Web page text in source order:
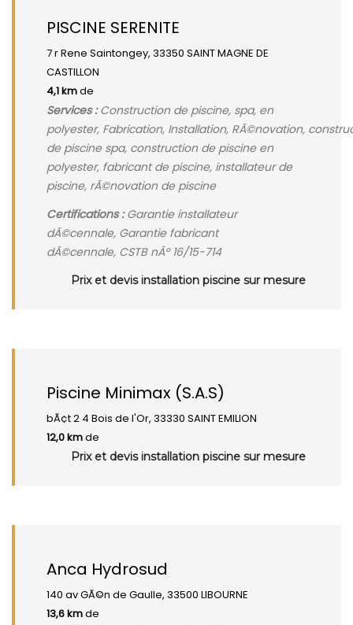
PISCINE SERENITE
7 r Rene Saintongey, 33350 SAINT MAGNE DE
CASTILLON
4,1 kmde
Services :Construction de piscine, spa, en
polyester, Fabrication, Installation, RÃ©novation,
de piscine spa, construction de piscine en
polyester, fabricant de piscine, installateur de
piscine, rÃ©novation de piscine
Certifications :Garantie installateur
dÃ©cennale, Garantie fabricant
dÃ©cennale, CSTB nÂº 16/15-714
Prix et devis installation piscine sur mesure
Piscine Minimax (S.A.S)
bÃ¢t 2 4 Bois de l'Or, 33330 SAINT EMILION
12,0 kmde
Prix et devis installation piscine sur mesure
Anca Hydrosud
140 av GÃ©n de Gaulle, 33500 LIBOURNE
13,6 kmde